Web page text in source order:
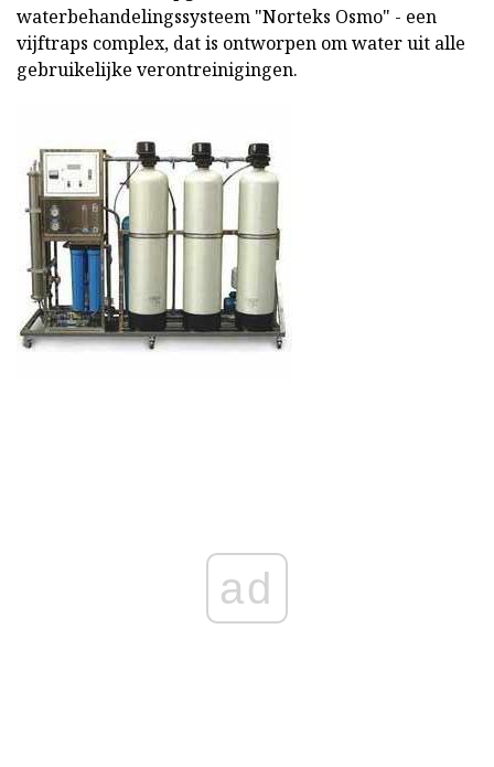
waterbehandelingssysteem "Norteks Osmo" - een
vijftraps complex, dat is ontworpen om water uit alle
gebruikelijke verontreinigingen.
ad